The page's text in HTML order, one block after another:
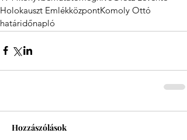
Holokauszt EmlékközpontKomoly Ottó
határidőnapló
Hozzászólások